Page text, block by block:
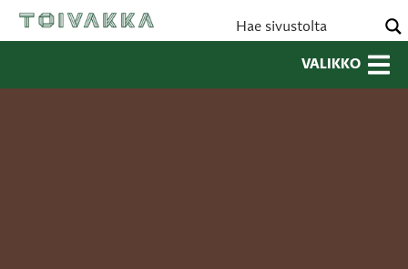
VALIKKO